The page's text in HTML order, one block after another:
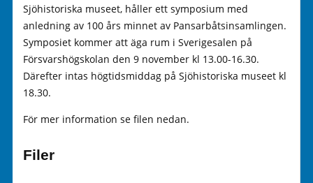
Sjöhistoriska museet, håller ett symposium med
anledning av 100 års minnet av Pansarbåtsinsamlingen.
Symposiet kommer att äga rum i Sverigesalen på
Försvarshögskolan den 9 november kl 13.00-16.30.
Därefter intas högtidsmiddag på Sjöhistoriska museet kl
18.30.
För mer information se filen nedan.
Filer